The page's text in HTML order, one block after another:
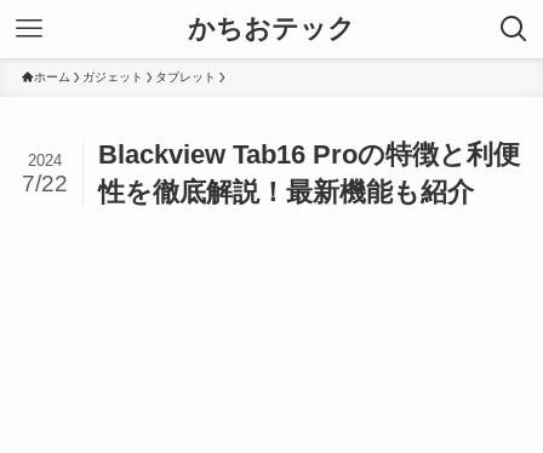
かちおテック
ホーム ガジェット タブレット
Blackview Tab16 Proの特徴と利便
性を徹底解説！最新機能も紹介
2024
7/22